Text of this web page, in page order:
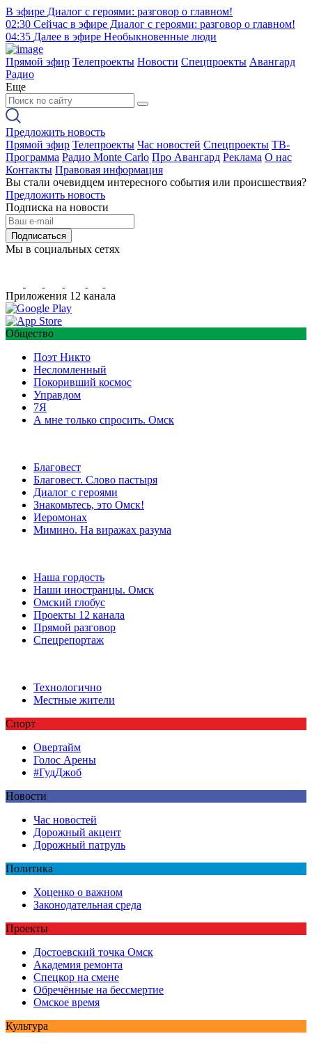
В эфире Диалог с героями: разговор о главном!
02:30 Сейчас в эфире Диалог с героями: разговор о главном!
04:35 Далее в эфире Необыкновенные люди
Прямой эфир Телепроекты Новости Спецпроекты Авангард
Радио
Еще
Предложить новость
Прямой эфир Телепроекты Час новостей Спецпроекты ТВ-
Программа Радио Monte Carlo Про Авангард Реклама О нас
Контакты Правовая информация
Вы стали очевидцем интересного события или происшествия?
Предложить новость
Подписка на новости
Подписаться
Мы в социальных сетях
Приложения 12 канала
Общество
Поэт Никто
Несломленный
Покоривший космос
Управдом
7Я
А мне только спросить. Омск
Благовест
Благовест. Слово пастыря
Диалог с героями
Знакомьтесь, это Омск!
Иеромонах
Мимино. На виражах разума
Наша гордость
Наши иностранцы. Омск
Омский глобус
Проекты 12 канала
Прямой разговор
Спецрепортаж
Технологично
Местные жители
Спорт
Овертайм
Голос Арены
#ГудДжоб
Новости
Час новостей
Дорожный акцент
Дорожный патруль
Политика
Хоценко о важном
Законодательная среда
Проекты
Достоевский точка Омск
Академия ремонта
Спецкор на смене
Обречённые на бессмертие
Омское время
Культура